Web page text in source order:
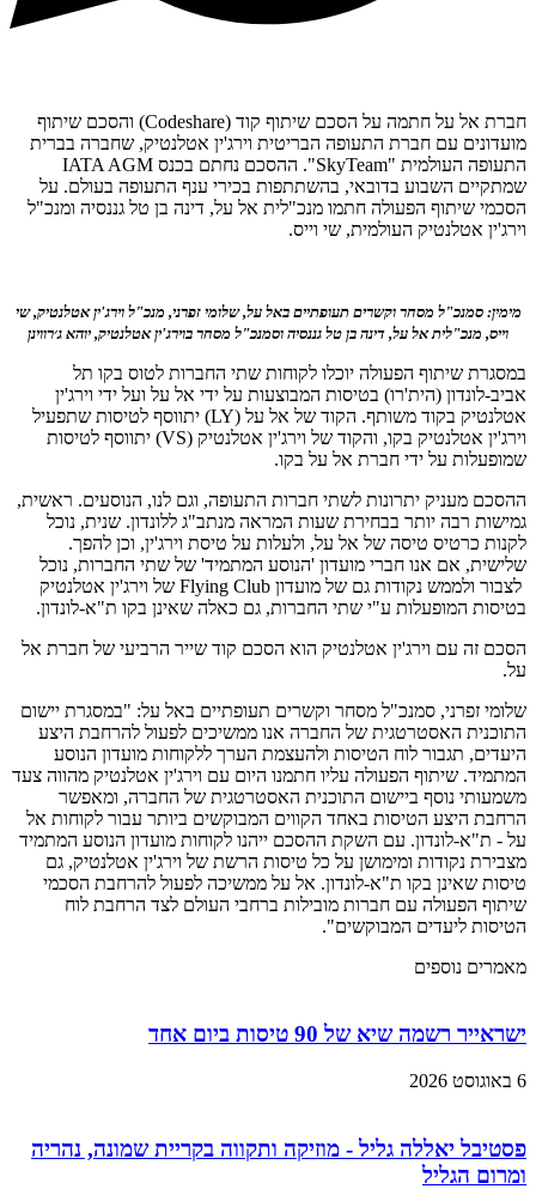
חברת אל על חתמה על הסכם שיתוף קוד (Codeshare) והסכם שיתוף
מועדונים עם חברת התעופה הבריטית וירג'ין אטלנטיק, שחברה בברית
התעופה העולמית "SkyTeam". ההסכם נחתם בכנס IATA AGM
שמתקיים השבוע בדובאי, בהשתתפות בכירי ענף התעופה בעולם. על
הסכמי שיתוף הפעולה חתמו מנכ"לית אל על, דינה בן טל גננסיה ומנכ"ל
וירג'ין אטלנטיק העולמית, שי וייס.
מימין: סמנכ"ל מסחר וקשרים תעופתיים באל על, שלומי זפרני, מנכ"ל וירג'ין אטלנטיק, שי
וייס, מנכ"לית אל על, דינה בן טל גננסיה וסמנכ"ל מסחר בוירג'ין אטלנטיק, יוהא ג׳רווינן
במסגרת שיתוף הפעולה יוכלו לקוחות שתי החברות לטוס בקו תל
אביב-לונדון (הית'רו) בטיסות המבוצעות על ידי אל על ועל ידי וירג'ין
אטלנטיק בקוד משותף. הקוד של אל על (LY) יתווסף לטיסות שתפעיל
וירג'ין אטלנטיק בקו, והקוד של וירג'ין אטלנטיק (VS) יתווסף לטיסות
שמופעלות על ידי חברת אל על בקו.
ההסכם מעניק יתרונות לשתי חברות התעופה, וגם לנו, הנוסעים. ראשית,
גמישות רבה יותר בבחירת שעות המראה מנתב"ג ללונדון. שנית, נוכל
לקנות כרטיס טיסה של אל על, ולעלות על טיסת וירג'ין, וכן להפך.
שלישית, אם אנו חברי מועדון 'הנוסע המתמיד' של שתי החברות, נוכל
לצבור ולממש נקודות גם של מועדון Flying Club של וירג'ין אטלנטיק
בטיסות המופעלות ע"י שתי החברות, גם כאלה שאינן בקו ת"א-לונדון.
הסכם זה עם וירג'ין אטלנטיק הוא הסכם קוד שייר הרביעי של חברת אל
על.
שלומי זפרני, סמנכ"ל מסחר וקשרים תעופתיים באל על: "במסגרת יישום
התוכנית האסטרטגית של החברה אנו ממשיכים לפעול להרחבת היצע
היעדים, תגבור לוח הטיסות ולהעצמת הערך ללקוחות מועדון הנוסע
המתמיד. שיתוף הפעולה עליו חתמנו היום עם וירג'ין אטלנטיק מהווה צעד
משמעותי נוסף ביישום התוכנית האסטרטגית של החברה, ומאפשר
הרחבת היצע הטיסות באחד הקווים המבוקשים ביותר עבור לקוחות אל
על - ת"א-לונדון. עם השקת ההסכם ייהנו לקוחות מועדון הנוסע המתמיד
מצבירת נקודות ומימושן על כל טיסות הרשת של וירג'ין אטלנטיק, גם
טיסות שאינן בקו ת"א-לונדון. אל על ממשיכה לפעול להרחבת הסכמי
שיתוף הפעולה עם חברות מובילות ברחבי העולם לצד הרחבת לוח
הטיסות ליעדים המבוקשים".
מאמרים נוספים
ישראייר רשמה שיא של 90 טיסות ביום אחד
6 באוגוסט 2026
פסטיבל יאללה גליל - מוזיקה ותקווה בקריית שמונה, נהריה
ומרום הגליל